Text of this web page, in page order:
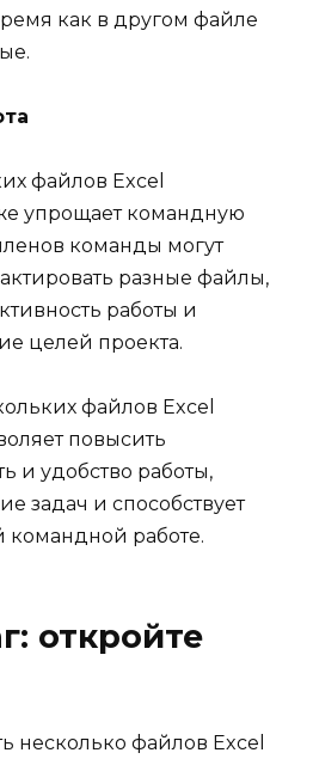
как в другом файле
файлов Excel
упрощает командную
команды могут
разные файлы,
работы и
целей проекта.
файлов Excel
повысить
и удобство работы,
задач и способствует
командной работе.
откройте
несколько файлов Excel